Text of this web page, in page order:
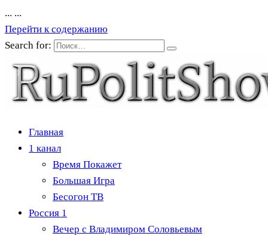
... ...
Перейти к содержанию
Search for:
Главная
1 канал
Время Покажет
Большая Игра
Бесогон ТВ
Россия 1
Вечер с Владимиром Соловьевым